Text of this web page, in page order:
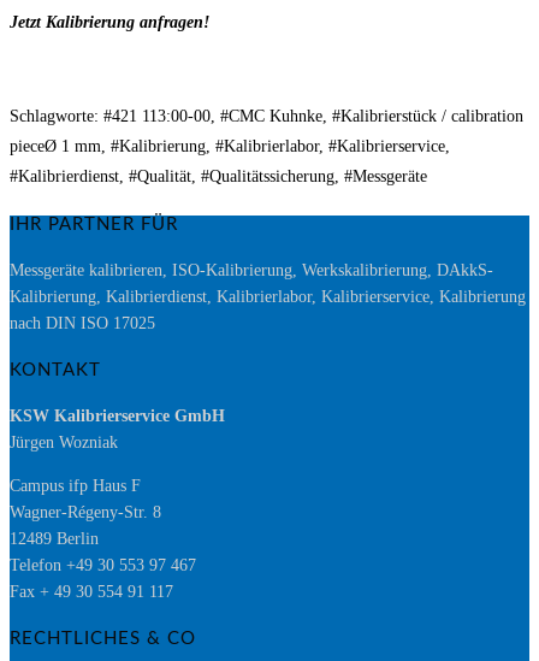
Jetzt Kalibrierung anfragen!
Schlagworte: #421 113:00-00, #CMC Kuhnke, #Kalibrierstück / calibration
pieceØ 1 mm, #Kalibrierung, #Kalibrierlabor, #Kalibrierservice,
#Kalibrierdienst, #Qualität, #Qualitätssicherung, #Messgeräte
IHR PARTNER FÜR
Messgeräte kalibrieren, ISO-Kalibrierung, Werkskalibrierung, DAkkS-
Kalibrierung, Kalibrierdienst, Kalibrierlabor, Kalibrierservice, Kalibrierung
nach DIN ISO 17025
KONTAKT
KSW Kalibrierservice GmbH
Jürgen Wozniak
Campus ifp Haus F
Wagner-Régeny-Str. 8
12489 Berlin
Telefon +49 30 553 97 467
Fax + 49 30 554 91 117
RECHTLICHES & CO